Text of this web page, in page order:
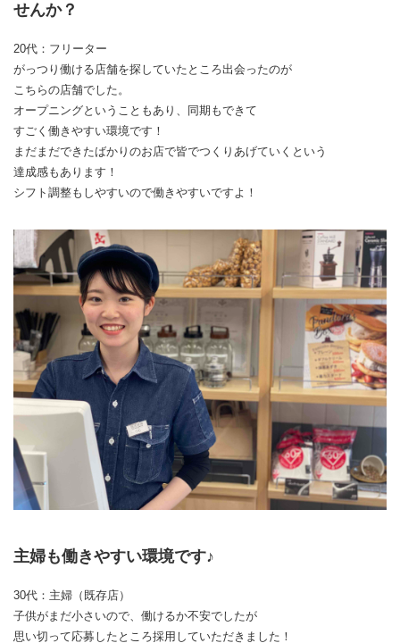
せんか？
20代：フリーター
がっつり働ける店舗を探していたところ出会ったのが
こちらの店舗でした。
オープニングということもあり、同期もできて
すごく働きやすい環境です！
まだまだできたばかりのお店で皆でつくりあげていくという
達成感もあります！
シフト調整もしやすいので働きやすいですよ！
主婦も働きやすい環境です♪
30代：主婦（既存店）
子供がまだ小さいので、働けるか不安でしたが
思い切って応募したところ採用していただきました！